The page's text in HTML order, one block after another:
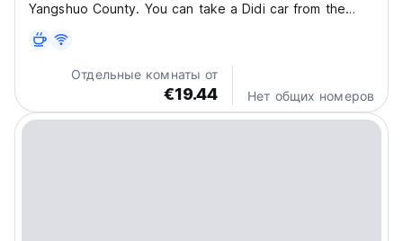
Yangshuo County. You can take a Didi car from the
about 25 minutes. Driving from Xingping Ancient Town
to our place takes about an hour and passes through
Отдельные комнаты от
€19.44 Нет общих номеров